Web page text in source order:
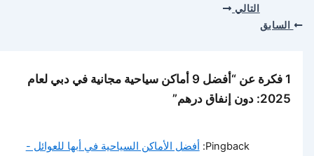
السابق
التالي
1 فكرة عن “أفضل 9 أماكن سياحية مجانية في دبي لعام
2025: دون إنفاق درهم”
Pingback: أفضل الأماكن السياحية في أبها للعوائل -